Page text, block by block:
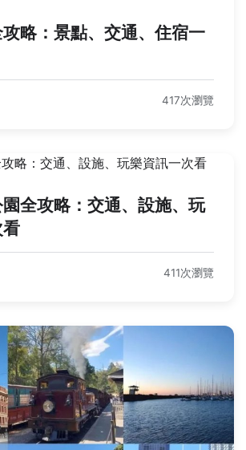
略：景點、交通、住宿一
417次瀏覽
全攻略：交通、設施、玩
411次瀏覽